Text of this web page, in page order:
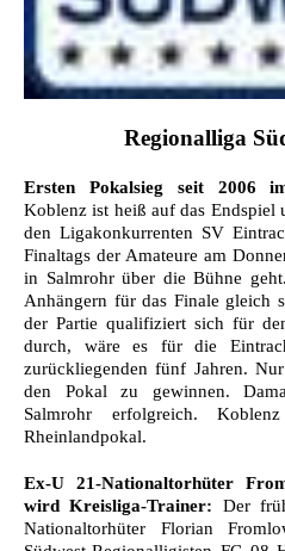
Regionalliga
Ersten Pokalsieg seit 2006
Koblenz ist heiß auf das Endspiel
den Ligakonkurrenten SV
Finaltags der Amateure am
in Salmrohr über die Bühne
Anhängern für das Finale gleich
der Partie qualifiziert sich für
durch, wäre es für die
zurückliegenden fünf Jahren.
den Pokal zu gewinnen.
Salmrohr erfolgreich.
Rheinlandpokal.
Ex-U 21-Nationaltorhüter
wird Kreisliga-Trainer: Der
Nationaltorhüter Florian